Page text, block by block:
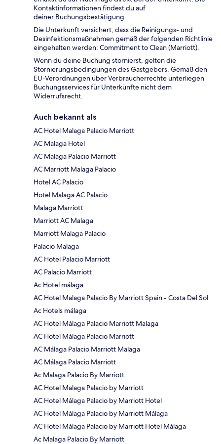
Kontaktinformationen findest du auf
deiner Buchungsbestätigung.
Die Unterkunft versichert, dass die Reinigungs- und
Desinfektionsmaßnahmen gemäß der folgenden Richtlinie
eingehalten werden: Commitment to Clean (Marriott).
Wenn du deine Buchung stornierst, gelten die
Stornierungsbedingungen des Gastgebers. Gemäß den
EU-Verordnungen über Verbraucherrechte unterliegen
Buchungsservices für Unterkünfte nicht dem
Widerrufsrecht.
Auch bekannt als
AC Hotel Malaga Palacio Marriott
AC Malaga Hotel
AC Malaga Palacio Marriott
AC Marriott Malaga Palacio
Hotel AC Palacio
Hotel Malaga AC Palacio
Malaga Marriott
Marriott AC Malaga
Marriott Malaga Palacio
Palacio Malaga
AC Hotel Palacio Marriott
AC Palacio Marriott
Ac Hotel málaga
AC Hotel Malaga Palacio By Marriott Spain - Costa Del Sol
Ac Hotels málaga
AC Hotel Málaga Palacio Marriott Malaga
AC Hotel Málaga Palacio Marriott
AC Málaga Palacio Marriott Malaga
AC Málaga Palacio Marriott
Ac Malaga Palacio By Marriott
AC Hotel Malaga Palacio by Marriott
AC Hotel Málaga Palacio by Marriott Hotel
AC Hotel Málaga Palacio by Marriott Málaga
AC Hotel Málaga Palacio by Marriott Hotel Málaga
Ac Malaga Palacio By Marriott